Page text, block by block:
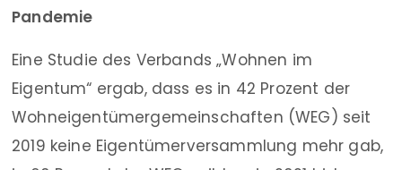
Pandemie
Eine Studie des Verbands „Wohnen im
Eigentum“ ergab, dass es in 42 Prozent der
Wohneigentümergemeinschaften (WEG) seit
2019 keine Eigentümerversammlung mehr gab,